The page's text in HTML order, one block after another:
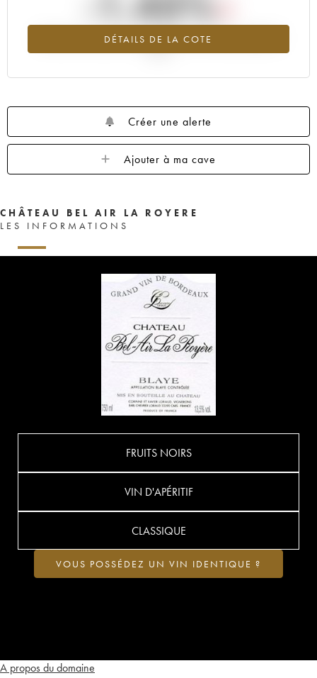
DÉTAILS DE LA COTE
Tendance à la baisse du millésime 1998 en 2026 par rapport à
Créer une alerte
Ajouter à ma cave
CHÂTEAU BEL AIR LA ROYERE
LES INFORMATIONS
A propos du domaine
FRUITS NOIRS
VIN D'APÉRITIF
CLASSIQUE
VOUS POSSÉDEZ UN VIN IDENTIQUE ?